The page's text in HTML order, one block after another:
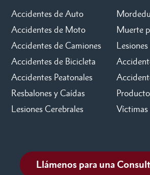
Accidentes de Auto
Accidentes de Moto
Accidentes de Camiones
Accidentes de Bicicleta
Accidentes Peatonales
Resbalones y Caídas
Lesiones Cerebrales
Muerte
Víctimas
Llámenos para una